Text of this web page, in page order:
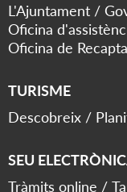
L'Ajuntament
Oficina
Oficina de
TURISME
Descobreix
SEU
Tràmits online